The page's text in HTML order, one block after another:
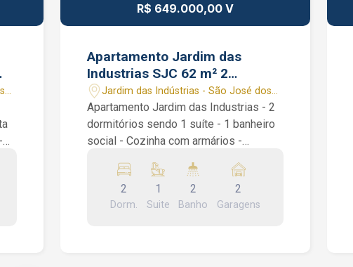
R$ 649.000,00 V
Apartamento Jardim das
Industrias SJC 62 m² 2
dormitórios 1 suíte
Jardim das Indústrias - São José dos
Campos/SP
Apartamento Jardim das Industrias - 2
dormitórios sendo 1 suíte - 1 banheiro
social - Cozinha com armários -
sendo 1 suíte, piso porcelanato e
moveis planejados em todos
ambientes, sala estendida de 2
2
Dorm.
1
Suite
2
Banho
2
Garagens